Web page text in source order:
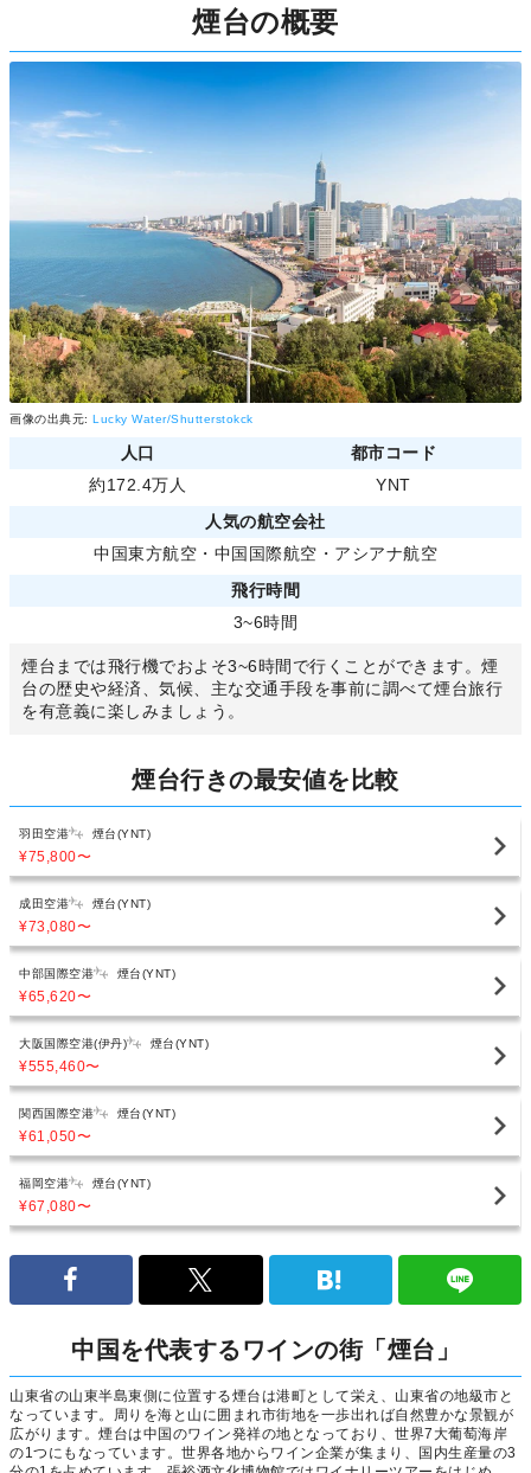
煙台の概要
画像の出典元: Lucky Water/Shutterstokck
人口
都市コード
約172.4万人
YNT
人気の航空会社
中国東方航空 ・ 中国国際航空 ・ アシアナ航空
飛行時間
3~6時間
煙台までは飛行機でおよそ3~6時間で行くことができます。煙
台の歴史や経済、気候、主な交通手段を事前に調べて煙台旅行
を有意義に楽しみましょう。
煙台行きの最安値を比較
羽田空港 煙台(YNT)
¥75,800〜
成田空港 煙台(YNT)
¥73,080〜
中部国際空港 煙台(YNT)
¥65,620〜
大阪国際空港(伊丹) 煙台(YNT)
¥555,460〜
関西国際空港 煙台(YNT)
¥61,050〜
福岡空港 煙台(YNT)
¥67,080〜
中国を代表するワインの街「煙台」
山東省の山東半島東側に位置する煙台は港町として栄え、山東省の地級市と
なっています。周りを海と山に囲まれ市街地を一歩出れば自然豊かな景観が
広がります。煙台は中国のワイン発祥の地となっており、世界7大葡萄海岸
の1つにもなっています。世界各地からワイン企業が集まり、国内生産量の3